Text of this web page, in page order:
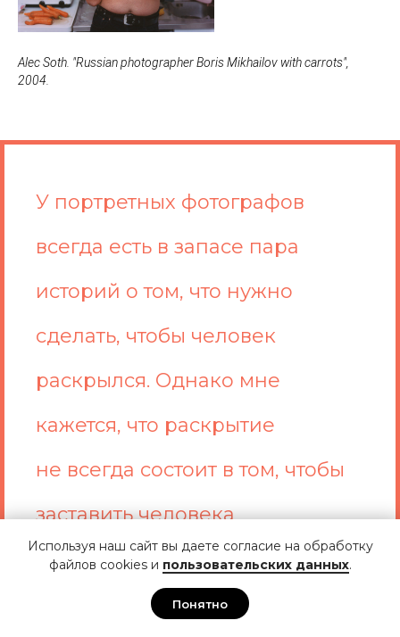
Alec Soth. "Russian photographer Boris Mikhailov with carrots",
2004.
У портретных фотографов
всегда есть в запасе пара
историй о том, что нужно
сделать, чтобы человек
раскрылся. Однако мне
кажется, что раскрытие
не всегда состоит в том, чтобы
заставить человека
чувствовать себя с вами так,
как будто вы знаете, что
Используя наш сайт вы даете согласие на обработку
файлов cookies и пользовательских данных.
Понятно